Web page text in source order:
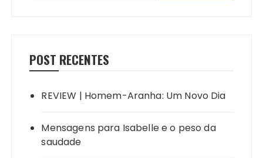
POST RECENTES
REVIEW | Homem-Aranha: Um Novo Dia
Mensagens para Isabelle e o peso da
saudade